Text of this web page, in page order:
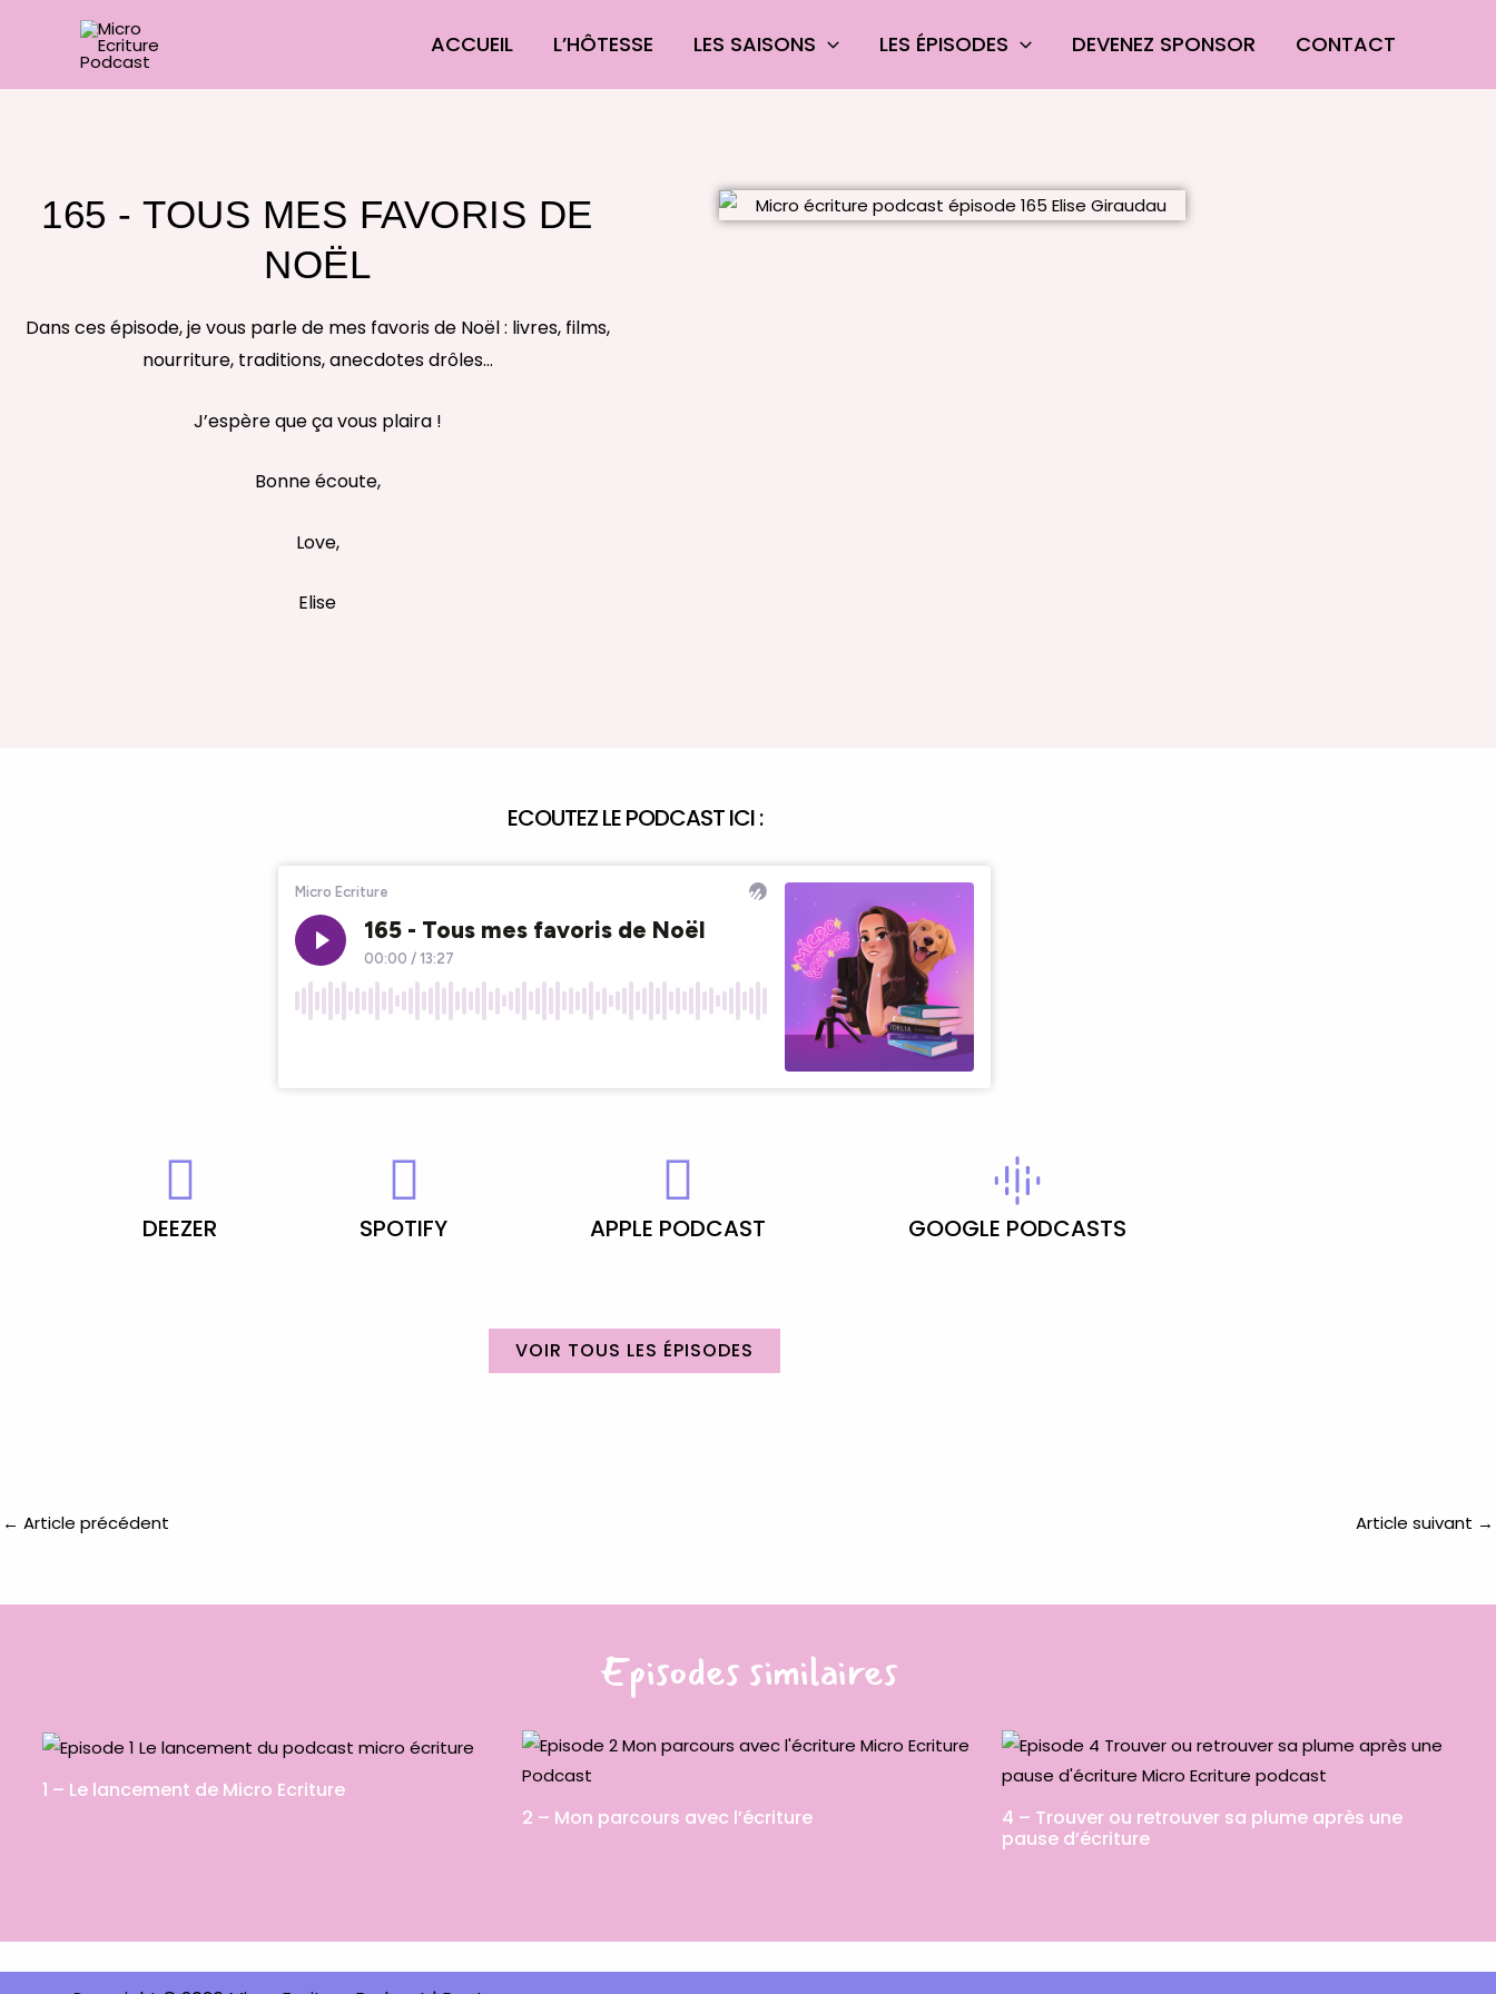
ACCUEIL L’HÔTESSE LES SAISONS LES ÉPISODES DEVENEZ SPONSOR CONTACT
165 - TOUS MES FAVORIS DE
NOËL
Dans ces épisode, je vous parle de mes favoris de Noël : livres, films,
nourriture, traditions, anecdotes drôles…
J’espère que ça vous plaira !
Bonne écoute,
Love,
Elise
ECOUTEZ LE PODCAST ICI :
DEEZER SPOTIFY APPLE PODCAST GOOGLE PODCASTS
VOIR TOUS LES ÉPISODES
← Article précédent Article suivant →
Episodes similaires
1 – Le lancement de Micro Ecriture
2 – Mon parcours avec l’écriture
4 – Trouver ou retrouver sa plume après une
pause d’écriture